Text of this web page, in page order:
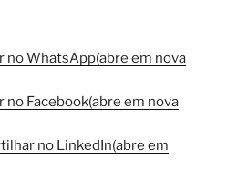
no WhatsApp(abre em nova
Facebook(abre em nova
no LinkedIn(abre em